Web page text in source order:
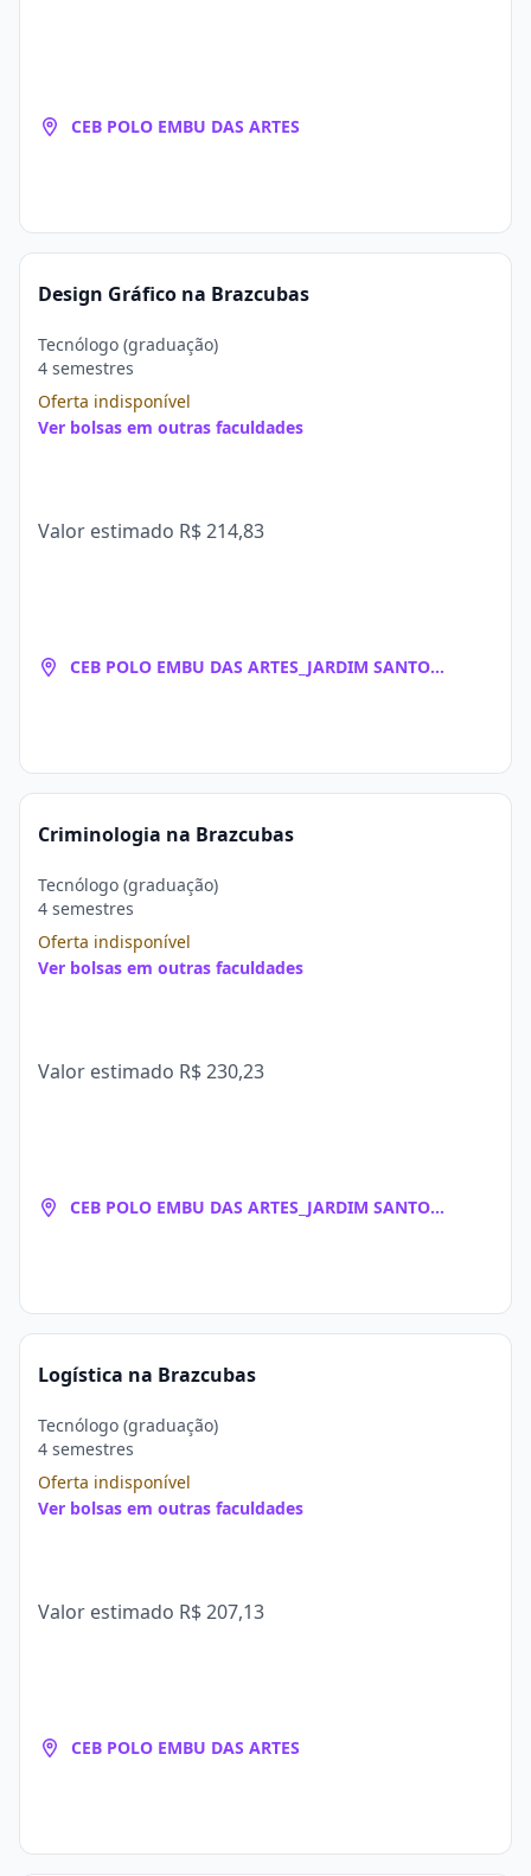
CEB POLO EMBU DAS ARTES
Design Gráfico na Brazcubas
Tecnólogo (graduação)
4 semestres
Oferta indisponível
Ver bolsas em outras faculdades
Valor estimado R$ 214,83
CEB POLO EMBU DAS ARTES_JARDIM SANTO
Criminologia na Brazcubas
Tecnólogo (graduação)
4 semestres
Oferta indisponível
Ver bolsas em outras faculdades
Valor estimado R$ 230,23
CEB POLO EMBU DAS ARTES_JARDIM SANTO
Logística na Brazcubas
Tecnólogo (graduação)
4 semestres
Oferta indisponível
Ver bolsas em outras faculdades
Valor estimado R$ 207,13
CEB POLO EMBU DAS ARTES